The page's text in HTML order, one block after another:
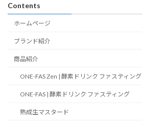
Contents
ホームページ
ブランド紹介
商品紹介
ONE-FAS Zen | 酵素ドリンク ファスティング
ONE-FAS | 酵素ドリンク ファスティング
熟成生マスタード